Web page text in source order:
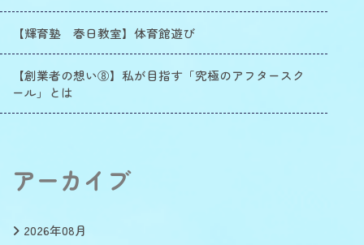
【輝育塾 春日教室】体育館遊び
【創業者の想い⑧】私が目指す「究極のアフタースク
ール」とは
アーカイブ
2026年08月